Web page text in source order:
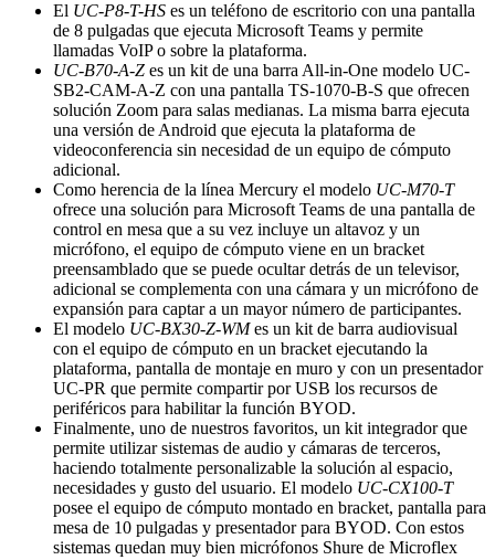
El UC-P8-T-HS es un teléfono de escritorio con una pantalla
de 8 pulgadas que ejecuta Microsoft Teams y permite
llamadas VoIP o sobre la plataforma.
UC-B70-A-Z es un kit de una barra All-in-One modelo UC-
SB2-CAM-A-Z con una pantalla TS-1070-B-S que ofrecen
solución Zoom para salas medianas. La misma barra ejecuta
una versión de Android que ejecuta la plataforma de
videoconferencia sin necesidad de un equipo de cómputo
adicional.
Como herencia de la línea Mercury el modelo UC-M70-T
ofrece una solución para Microsoft Teams de una pantalla de
control en mesa que a su vez incluye un altavoz y un
micrófono, el equipo de cómputo viene en un bracket
preensamblado que se puede ocultar detrás de un televisor,
adicional se complementa con una cámara y un micrófono de
expansión para captar a un mayor número de participantes.
El modelo UC-BX30-Z-WMes un kit de barra audiovisual
con el equipo de cómputo en un bracket ejecutando la
plataforma, pantalla de montaje en muro y con un presentador
UC-PR que permite compartir por USB los recursos de
periféricos para habilitar la función BYOD.
Finalmente, uno de nuestros favoritos, un kit integrador que
permite utilizar sistemas de audio y cámaras de terceros,
haciendo totalmente personalizable la solución al espacio,
necesidades y gusto del usuario. El modelo UC-CX100-T
posee el equipo de cómputo montado en bracket, pantalla para
mesa de 10 pulgadas y presentador para BYOD. Con estos
sistemas quedan muy bien micrófonos Shure de Microflex